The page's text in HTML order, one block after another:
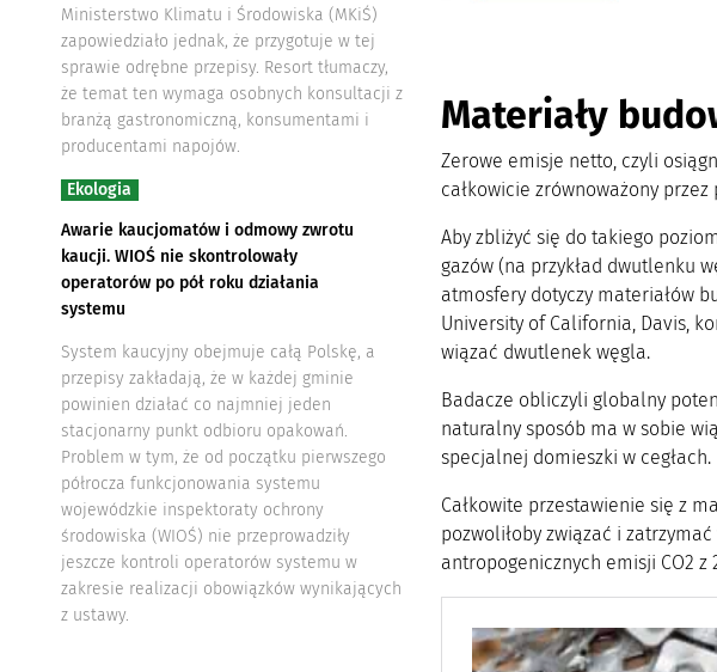
Ministerstwo Klimatu i Środowiska (MKiŚ)
zapowiedziało jednak, że przygotuje w tej
sprawie odrębne przepisy. Resort tłumaczy,
że temat ten wymaga osobnych konsultacji z
branżą gastronomiczną, konsumentami i
producentami napojów.
Ekologia
Awarie kaucjomatów i odmowy zwrotu
kaucji. WIOŚ nie skontrolowały
operatorów po pół roku działania
systemu
System kaucyjny obejmuje całą Polskę, a
przepisy zakładają, że w każdej gminie
powinien działać co najmniej jeden
stacjonarny punkt odbioru opakowań.
Problem w tym, że od początku pierwszego
półrocza funkcjonowania systemu
wojewódzkie inspektoraty ochrony
środowiska (WIOŚ) nie przeprowadziły
jeszcze kontroli operatorów systemu w
zakresie realizacji obowiązków wynikających
z ustawy.
Materiały
Zerowe emisje netto, czyli
całkowicie zrównoważony
Aby zbliżyć się do takiego
gazów (na przykład dwutlenku
atmosfery dotyczy materiałów
University of California, Davis,
wiązać dwutlenek węgla.
Badacze obliczyli globalny
naturalny sposób ma w sobie
specjalnej domieszki w cegłach.
Całkowite przestawienie się z
pozwoliłoby związać i
antropogenicznych emisji CO2 z